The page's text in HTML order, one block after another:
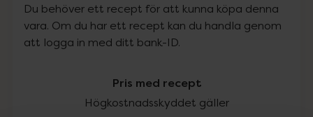
Du behöver ett recept för att kunna köpa denna
vara. Om du har ett recept kan du handla genom
att logga in med ditt bank-ID.
Pris med recept
Högkostnadsskyddet gäller